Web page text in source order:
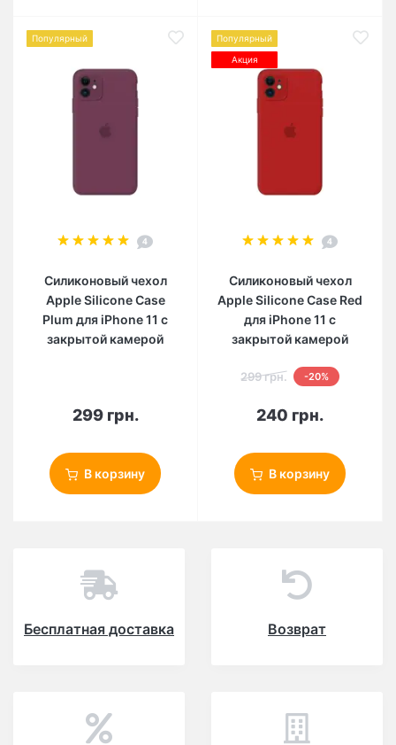
Популярный
4
Силиконовый чехол
Apple Silicone Case
Plum для iPhone 11 с
закрытой камерой
299 грн.
В корзину
Популярный
Акция
4
Силиконовый чехол
Apple Silicone Case Red
для iPhone 11 с
закрытой камерой
299 грн. -20%
240 грн.
В корзину
Бесплатная доставка Возврат